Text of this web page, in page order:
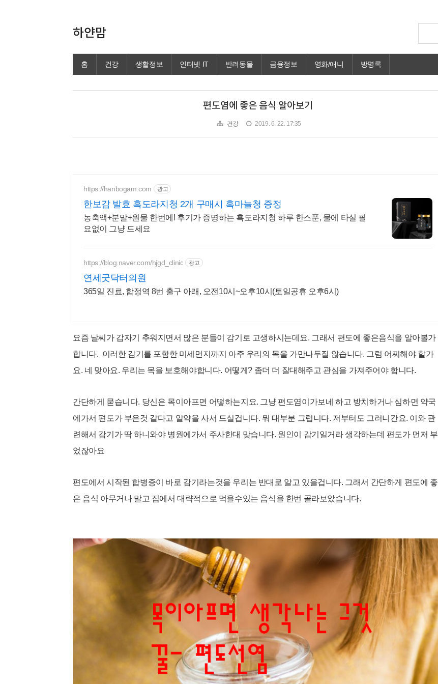
하얀맘
홈 건강 생활정보 인터넷 IT 반려동물 금융정보 영화/애니 방명록
편도염에 좋은 음식 알아보기
건강 2019. 6. 22. 17:35
https://hanbogam.com 광고
한보감 발효 흑도라지청 2개 구매시 흑마늘청 증정
농축액+분말+원물 한번에! 후기가 증명하는 흑도라지청 하루 한스푼, 물에 타실 필
요없이 그냥 드세요
https://blog.naver.com/hjgd_clinic 광고
연세굿닥터의원
365일 진료, 합정역 8번 출구 아래, 오전10시~오후10시(토일공휴 오후6시)
요즘 날씨가 갑자기 추워지면서 많은 분들이 감기로 고생하시는데요. 그래서 편도에 좋은음식을 알아볼가
합니다. 이러한 감기를 포함한 미세먼지까지 아주 우리의 목을 가만나두질 않습니다. 그럼 어찌해야 할가
요. 네 맞아요. 우리는 목을 보호해야합니다. 어떻게? 좀더 더 잘대해주고 관심을 가져주어야 합니다.
간단하게 묻습니다. 당신은 목이아프면 어떻하는지요. 그냥 편도염이가보네 하고 방치하거나 심하면 약국
에가서 편도가 부은것 같다고 알약을 사서 드실겁니다.뭐 대부분 그럽니다. 저부터도 그러니간요. 이와 관
련해서 감기가 딱 하니와야 병원에가서 주사한대 맞습니다. 원인이 감기일거라 생각하는데 편도가 먼저 부
었잖아요
편도에서 시작된 합병증이 바로 감기라는것을 우리는 반대로 알고 있을겁니다. 그래서 간단하게 편도에 좋
은 음식 아무거나 말고 집에서 대략적으로 먹을수있는 음식을 한번 골라보았습니다.